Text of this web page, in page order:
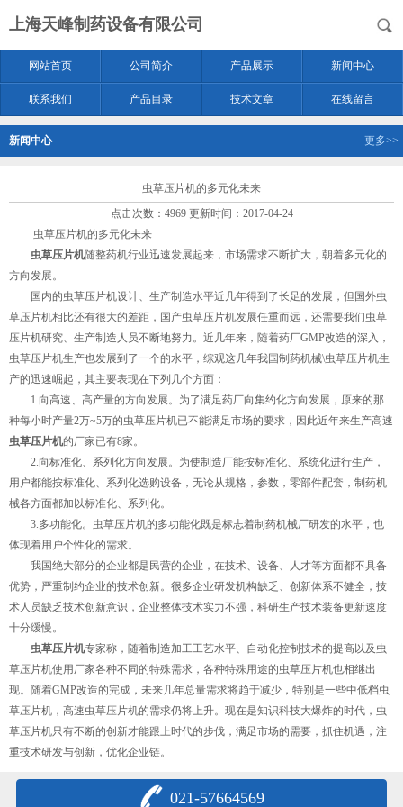
上海天峰制药设备有限公司
网站首页 公司简介 产品展示 新闻中心
联系我们 产品目录 技术文章 在线留言
新闻中心 更多>>
虫草压片机的多元化未来
点击次数：4969 更新时间：2017-04-24
虫草压片机的多元化未来
虫草压片机随整药机行业迅速发展起来，市场需求不断扩大，朝着多元化的
方向发展。
国内的虫草压片机设计、生产制造水平近几年得到了长足的发展，但国外虫
草压片机相比还有很大的差距，国产虫草压片机发展任重而远，还需要我们虫草
压片机研究、生产制造人员不断地努力。近几年来，随着药厂GMP改造的深入，
虫草压片机生产也发展到了一个的水平，综观这几年我国制药机械\虫草压片机生
产的迅速崛起，其主要表现在下列几个方面：
1.向高速、高产量的方向发展。为了满足药厂向集约化方向发展，原来的那
种每小时产量2万~5万的虫草压片机已不能满足市场的要求，因此近年来生产高速
虫草压片机的厂家已有8家。
2.向标准化、系列化方向发展。为使制造厂能按标准化、系统化进行生产，
用户都能按标准化、系列化选购设备，无论从规格，参数，零部件配套，制药机
械各方面都加以标准化、系列化。
3.多功能化。虫草压片机的多功能化既是标志着制药机械厂研发的水平，也
体现着用户个性化的需求。
我国绝大部分的企业都是民营的企业，在技术、设备、人才等方面都不具备
优势，严重制约企业的技术创新。很多企业研发机构缺乏、创新体系不健全，技
术人员缺乏技术创新意识，企业整体技术实力不强，科研生产技术装备更新速度
十分缓慢。
虫草压片机专家称，随着制造加工工艺水平、自动化控制技术的提高以及虫
草压片机使用厂家各种不同的特殊需求，各种特殊用途的虫草压片机也相继出
现。随着GMP改造的完成，未来几年总量需求将趋于减少，特别是一些中低档虫
草压片机，高速虫草压片机的需求仍将上升。现在是知识科技大爆炸的时代，虫
草压片机只有不断的创新才能跟上时代的步伐，满足市场的需要，抓住机遇，注
重技术研发与创新，优化企业链。
021-57664569